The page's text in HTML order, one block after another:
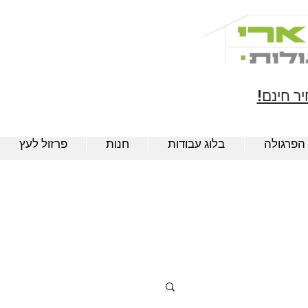
חינם!
הפרגולה בלוג עבודות חנות פרזול לעץ